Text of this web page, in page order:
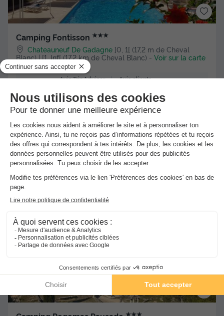
Camping Fontisson ★★★
Chateauneuf De Gadagne ]0, 1[ (17,2 m de Cheval
Blanc) | [1, Inf[ (17,2 km de Cheval Blanc) - Voir sur la carte
Avis TripAdvisor
Avis clients
Wifi gratuit
MOBILHOME 5 personnes - 2 chambres 4/5 places
Meilleur prix pour 7 nuits
189 €
Voir l'hébergement
★★★